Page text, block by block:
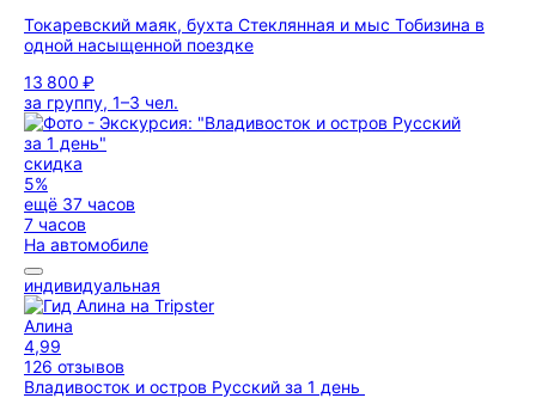
Токаревский маяк, бухта Стеклянная и мыс Тобизина в
одной насыщенной поездке
13 800 ₽
за группу, 1–3 чел.
скидка
5%
ещё 37 часов
7 часов
На автомобиле
индивидуальная
Алина
4,99
126 отзывов
Владивосток и остров Русский за 1 день